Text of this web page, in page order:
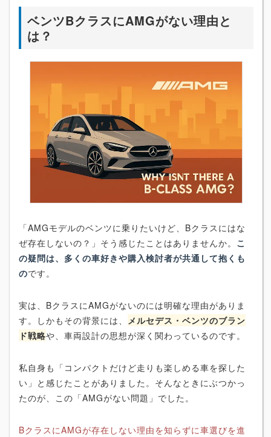
ベンツBクラスにAMGがない理由と
は？
「AMGモデルのベンツに乗りたいけど、Bクラスにはな
ぜ存在しないの？」そう感じたことはありませんか。 こ
の疑問は、多くの車好きや購入検討者が共通して抱くも
のです。
実は、BクラスにAMGがないのには明確な理由がありま
す。しかもその背景には、 メルセデス・ベンツのブラン
ド戦略や、車両設計の思想が深く関わっているのです。
私自身も「コンパクトだけど走りも楽しめる車を探した
い」と感じたことがありました。そんなときにぶつかっ
たのが、この「AMGがない問題」でした。
BクラスにAMGが存在しない理由を知らずに車選びを進